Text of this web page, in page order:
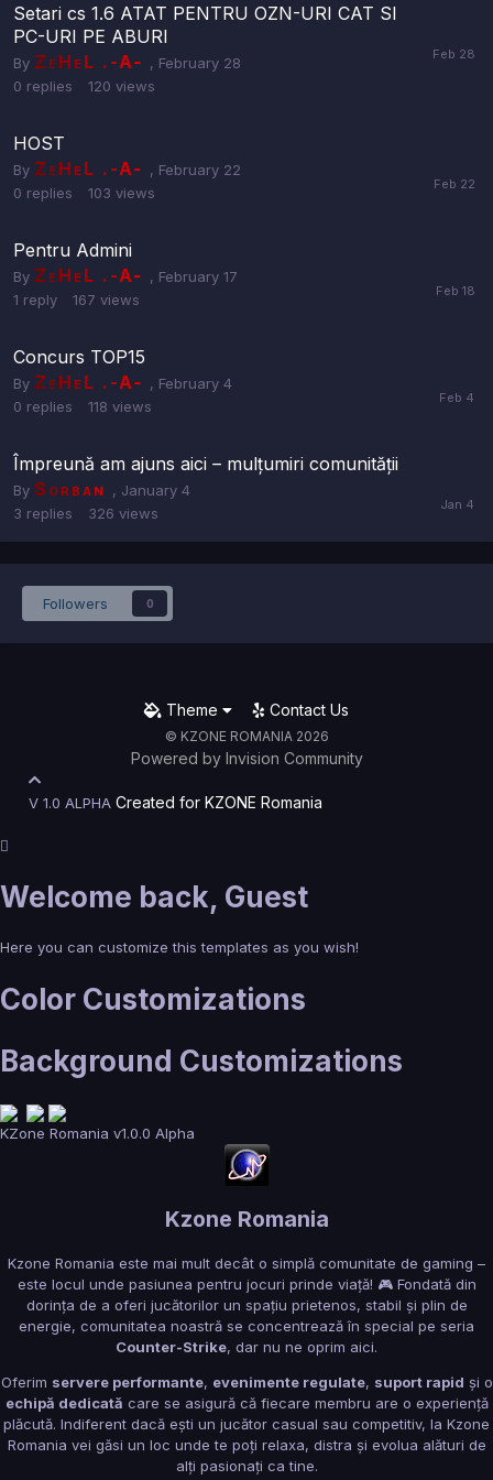
Setari cs 1.6 ATAT PENTRU OZN-URI CAT SI
PC-URI PE ABURI
By ZeHeL .-A- , February 28
0 replies 120 views
HOST
By ZeHeL .-A- , February 22
0 replies 103 views
Pentru Admini
By ZeHeL .-A- , February 17
1 reply 167 views
Concurs TOP15
By ZeHeL .-A- , February 4
0 replies 118 views
Împreună am ajuns aici – mulțumiri comunității
By Sorban , January 4
3 replies 326 views
Followers 0
Theme Contact Us
© KZONE ROMANIA 2026
Powered by Invision Community
V 1.0 ALPHA Created forKZONE Romania
Welcome back, Guest
Here you can customize this templates as you wish!
Color Customizations
Background Customizations
KZone Romania v1.0.0 Alpha
Kzone Romania
Kzone Romania este mai mult decât o simplă comunitate de gaming –
este locul unde pasiunea pentru jocuri prinde viață! 🎮 Fondată din
dorința de a oferi jucătorilor un spațiu prietenos, stabil și plin de
energie, comunitatea noastră se concentrează în special pe seria
Counter-Strike, dar nu ne oprim aici.
Oferim servere performante, evenimente regulate, suport rapid și o
echipă dedicată care se asigură că fiecare membru are o experiență
plăcută. Indiferent dacă ești un jucător casual sau competitiv, la Kzone
Romania vei găsi un loc unde te poți relaxa, distra și evolua alături de
alți pasionați ca tine.